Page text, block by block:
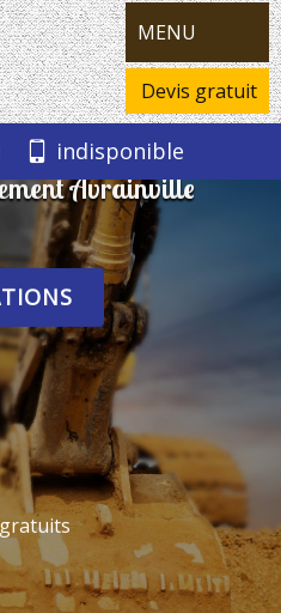
MENU
Devis gratuit
indisponible
Avrainville